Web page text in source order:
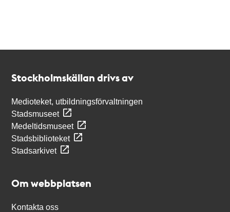
Stockholmskällan drivs av
Medioteket, utbildningsförvaltningen
Stadsmuseet
Medeltidsmuseet
Stadsbiblioteket
Stadsarkivet
Om webbplatsen
Kontakta oss